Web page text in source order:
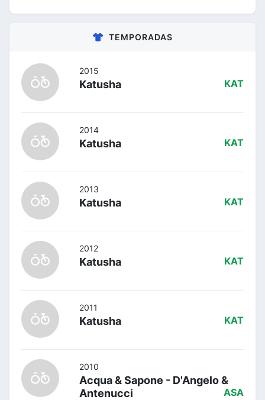
TEMPORADAS
2015
Katusha KAT
2014
Katusha KAT
2013
Katusha KAT
2012
Katusha KAT
2011
Katusha KAT
2010
Acqua & Sapone - D'Angelo &
Antenucci
ASA